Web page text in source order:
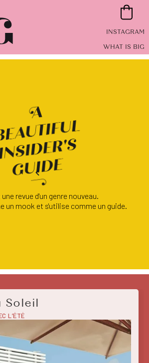
INSTAGRAM
WHAT IS BIG
revue d'un genre nouveau.
un mook et s'utilise comme un guide.
Soleil
L’ÉTÉ